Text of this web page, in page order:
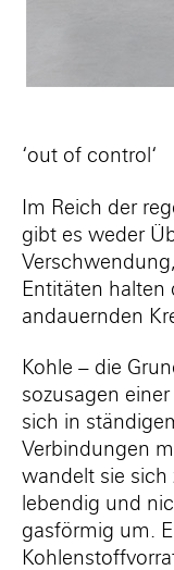
‘out of control‘
Im Reich der
gibt es weder
Entitäten halten
andauernden
Kohle – die
sozusagen
sich in
Verbindungen
wandelt sie sich
lebendig und
gasförmig um.